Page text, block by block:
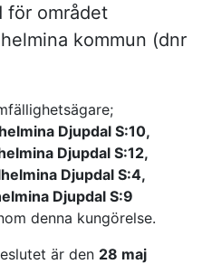
för området
kommun (dnr
Djupdal S:10,
Djupdal S:12,
Djupdal S:4,
Djupdal S:9
denna kungörelse.
är den 28 maj